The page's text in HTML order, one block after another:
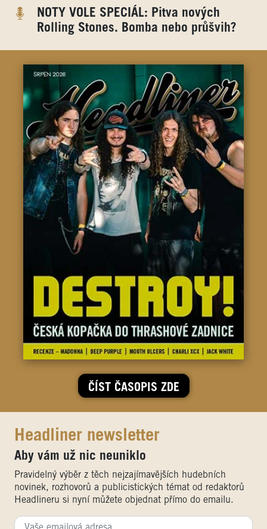
NOTY VOLE SPECIÁL: Pitva nových
Rolling Stones. Bomba nebo průšvih?
ČÍST ČASOPIS ZDE
Headliner newsletter
Aby vám už nic neuniklo
Pravidelný výběr z těch nejzajímavějších hudebních
novinek, rozhovorů a publicistických témat od redaktorů
Headlineru si nyní můžete objednat přímo do emailu.